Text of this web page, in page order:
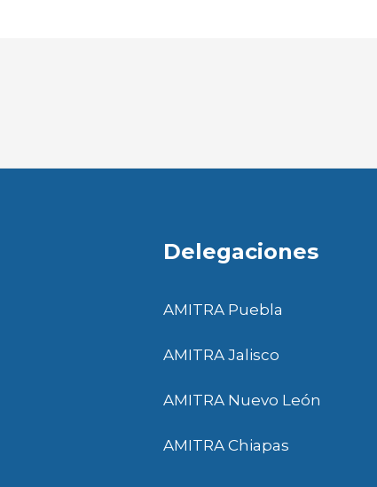
Delegaciones
AMITRA Puebla
AMITRA Jalisco
AMITRA Nuevo León
AMITRA Chiapas